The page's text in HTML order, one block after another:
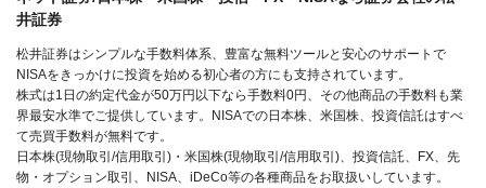
井証券
松井証券はシンプルな手数料体系、豊富な無料ツールと安心のサポートで
NISAをきっかけに投資を始める初心者の方にも支持されています。
株式は1日の約定代金が50万円以下なら手数料0円、その他商品の手数料も業
界最安水準でご提供しています。NISAでの日本株、米国株、投資信託はすべ
て売買手数料が無料です。
日本株(現物取引/信用取引)・米国株(現物取引/信用取引)、投資信託、FX、先
物・オプション取引、NISA、iDeCo等の各種商品をお取扱いしています。